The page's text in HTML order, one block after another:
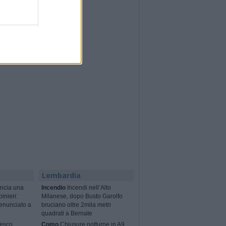
una
a
Lombardia
Incendio Incendi nell’Alto
Milanese, dopo Busto Garolfo
bruciano oltre 2mila metri
quadrati a Bernate